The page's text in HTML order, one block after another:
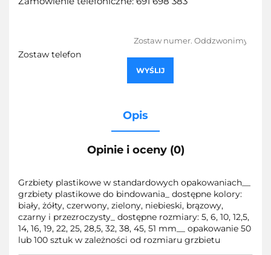
Zostaw telefon
WYŚLIJ
Opis
Opinie i oceny (0)
Grzbiety plastikowe w standardowych opakowaniach__
grzbiety plastikowe do bindowania_ dostępne kolory:
biały, żółty, czerwony, zielony, niebieski, brązowy,
czarny i przezroczysty_ dostępne rozmiary: 5, 6, 10, 12,5,
14, 16, 19, 22, 25, 28,5, 32, 38, 45, 51 mm__ opakowanie 50
lub 100 sztuk w zależności od rozmiaru grzbietu